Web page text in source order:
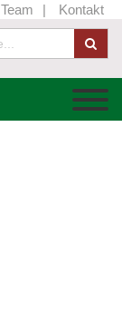
Team Kontakt